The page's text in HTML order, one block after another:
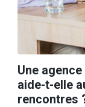
Une
aide-t-elle
rencontres